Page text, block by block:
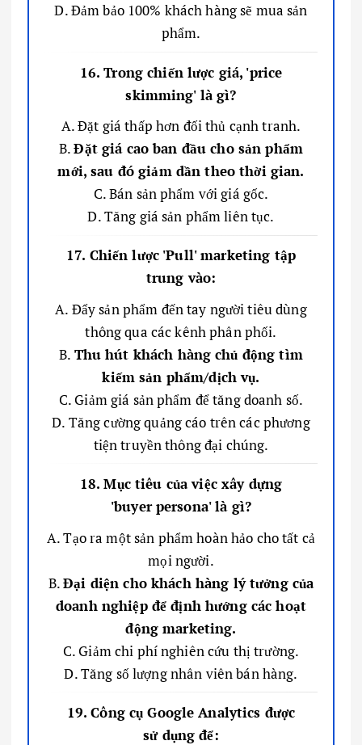
D. Đảm bảo 100% khách hàng sẽ mua sản
phẩm.
16. Trong chiến lược giá, 'price
skimming' là gì?
A. Đặt giá thấp hơn đối thủ cạnh tranh.
B.Đặt giá cao ban đầu cho sản phẩm
mới, sau đó giảm dần theo thời gian.
C. Bán sản phẩm với giá gốc.
D. Tăng giá sản phẩm liên tục.
17. Chiến lược 'Pull' marketing tập
trung vào:
A. Đẩy sản phẩm đến tay người tiêu dùng
thông qua các kênh phân phối.
B. Thu hút khách hàng chủ động tìm
kiếm sản phẩm/dịch vụ.
C. Giảm giá sản phẩm để tăng doanh số.
D. Tăng cường quảng cáo trên các phương
tiện truyền thông đại chúng.
18. Mục tiêu của việc xây dựng
'buyer persona' là gì?
A. Tạo ra một sản phẩm hoàn hảo cho tất cả
mọi người.
B.Đại diện cho khách hàng lý tưởng của
doanh nghiệp để định hướng các hoạt
động marketing.
C. Giảm chi phí nghiên cứu thị trường.
D. Tăng số lượng nhân viên bán hàng.
19. Công cụ Google Analytics được
sử dụng để: